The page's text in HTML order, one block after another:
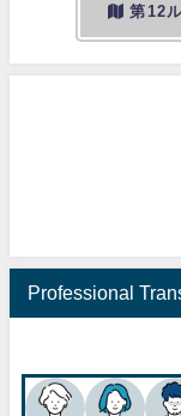
第12
Professional